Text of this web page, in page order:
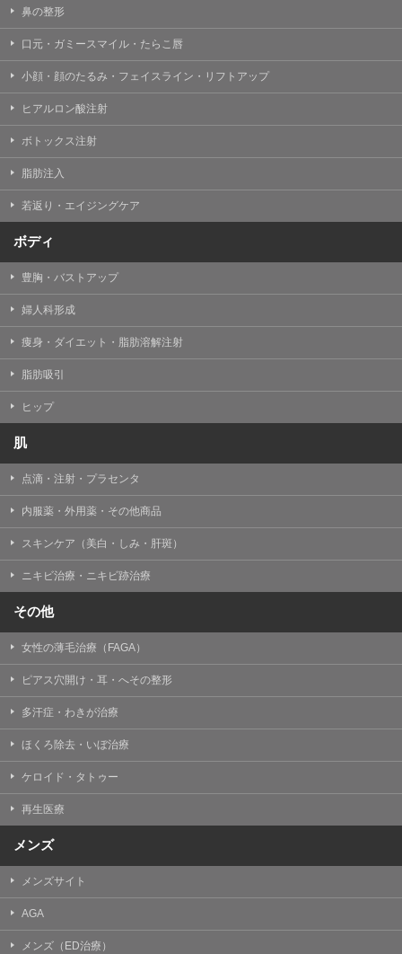
【個人情報の開示・訂正・利用停止について】
TCBグループは、本人の申し出により個人情報に関する
開示、訂正、更新、削除、利用停止その他お問い合わせ
について、これを適切に対応します。
【Cookie(クッキー)について】
Cookieは、一般的にインターネット閲覧を行う際、又は
の閲覧情報を記憶させておく機能です。
TCBグループでは、Cookie及び類似技術を使用して収集
を分析し、パフォーマンス改善や、WEBサイトを通じて
提供するサービスの向上・改善のため、Cookieを使用す
ることがあります。ご使用のブラウザによりCookieを無
ジが正しく表示されなくなる場合がありますのでご留意
ください。
TCBグループが運営するWEBサイトでは、アクセスログ
として患者様の履歴情報をサーバ上に記録しています。
アクセスログはWEBサイトの保守管理や利用状況に関す
る統計分析のために使用されます。それ以外の目的で使
用されることはありません。
事業上の必要性等に応じて、改定される場合がありま
す。
掲載したときをもって効力を生じるものとします。
鼻の整形
口元・ガミースマイル・たらこ唇
小顔・顔のたるみ・フェイスライン・リフトアップ
ヒアルロン酸注射
ボトックス注射
脂肪注入
若返り・エイジングケア
ボディ
豊胸・バストアップ
婦人科形成
痩身・ダイエット・脂肪溶解注射
脂肪吸引
ヒップ
肌
点滴・注射・プラセンタ
内服薬・外用薬・その他商品
スキンケア（美白・しみ・肝斑）
ニキビ治療・ニキビ跡治療
その他
女性の薄毛治療（FAGA）
ピアス穴開け・耳・へその整形
多汗症・わきが治療
ほくろ除去・いぼ治療
ケロイド・タトゥー
再生医療
メンズ
メンズサイト
AGA
メンズ（ED治療）